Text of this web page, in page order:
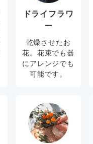
ドライフラワ
ー
乾燥させたお
花。花束でも器
にアレンジでも
可能です。